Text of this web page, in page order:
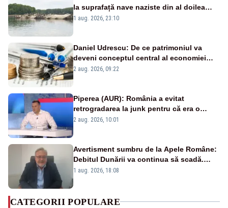
la suprafață nave naziste din al doilea
război mondial
1 aug. 2026, 23:10
Daniel Udrescu: De ce patrimoniul va
deveni conceptul central al economiei
viitoare?
2 aug. 2026, 09:22
Piperea (AUR): România a evitat
retrogradarea la junk pentru că era o
catastrofă pentru bănci și fondurile de
2 aug. 2026, 10:01
Avertisment sumbru de la Apele Române:
Debitul Dunării va continua să scadă.
Cernavodă s-ar putea închide în 4 zile
1 aug. 2026, 18:08
CATEGORII POPULARE